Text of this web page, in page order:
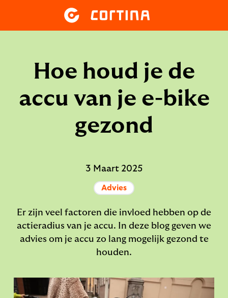
Hoe houd je de
accu van je e-bike
gezond
3 Maart 2025
Advies
Er zijn veel factoren die invloed hebben op de
actieradius van je accu. In deze blog geven we
advies om je accu zo lang mogelijk gezond te
houden.